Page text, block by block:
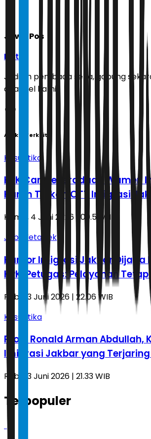
Jawa Pos
Ikuti
Jadilah pembaca setia, gabung
channel kami!
Artikel Terkait
Kasuistika
KPK Cari Keberadaan Wamen
Karim Terkait OTT Imigrasi
Kamis, 4 Juni 2026 | 00.51 WIB
Jabodetabek
Kantor Imigrasi Jakbar Dijaga
KPK, Petugas: Pelayanan
Rabu, 3 Juni 2026 | 22.06 WIB
Kasuistika
Profil Ronald Arman Abdullah,
Imigrasi Jakbar yang Terjaring
Rabu, 3 Juni 2026 | 21.33 WIB
Terpopuler